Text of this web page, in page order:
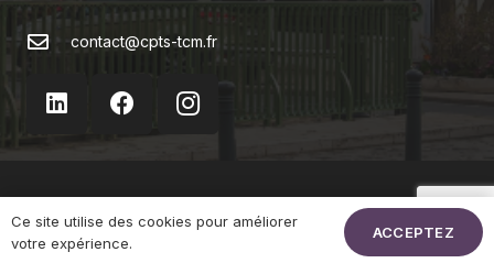
contact@cpts-tcm.fr
La CPTS
Ce site utilise des cookies pour améliorer
votre expérience.
ACCEPTEZ